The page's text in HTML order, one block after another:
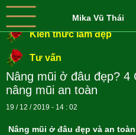
Mika Vũ Thái
Kiến thức làm đẹp
Tư vấn
Nâng mũi ở đâu đẹp? 4
nâng mũi an toàn
19 / 12 / 2019 - 14 : 02
Nâng mũi ở đâu đẹp và an